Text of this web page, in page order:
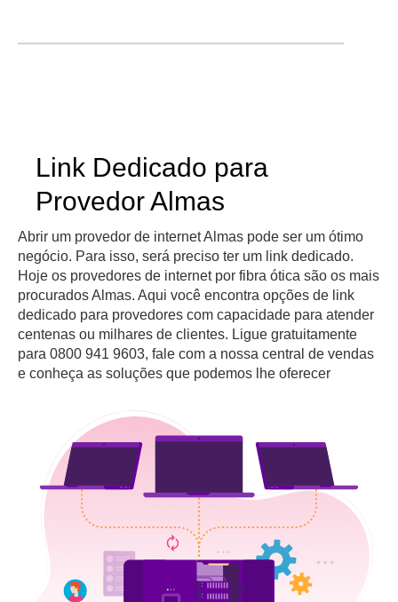
Link Dedicado para
Provedor Almas
Abrir um provedor de internet Almas pode ser um ótimo
negócio. Para isso, será preciso ter um link dedicado.
Hoje os provedores de internet por fibra ótica são os mais
procurados Almas. Aqui você encontra opções de link
dedicado para provedores com capacidade para atender
centenas ou milhares de clientes. Ligue gratuitamente
para 0800 941 9603, fale com a nossa central de vendas
e conheça as soluções que podemos lhe oferecer